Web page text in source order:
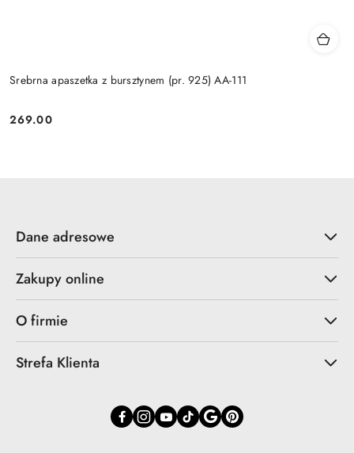
Srebrna apaszetka z bursztynem (pr. 925) AA-111
Cena:
269.00
Dane adresowe
Zakupy online
O firmie
Strefa Klienta